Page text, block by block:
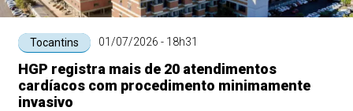
Tocantins 01/07/2026 - 18h31
HGP registra mais de 20 atendimentos
cardíacos com procedimento minimamente
invasivo